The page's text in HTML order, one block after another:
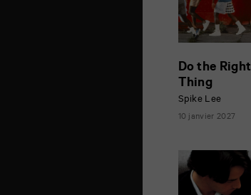
Do the Right
Thing
Spike Lee
10 janvier 2027